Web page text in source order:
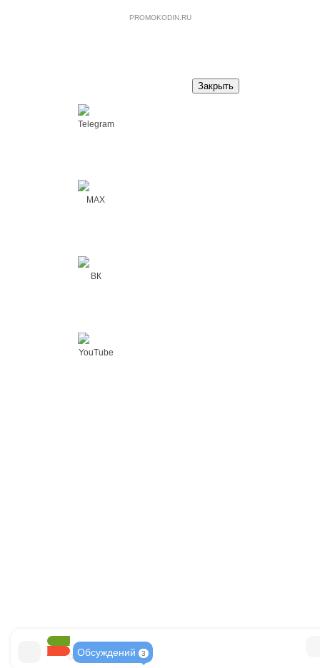
PROMOKODIN.RU
3
0 Обсуждений 3
Telegram
MAX
ВК
YouTube
Закрыть